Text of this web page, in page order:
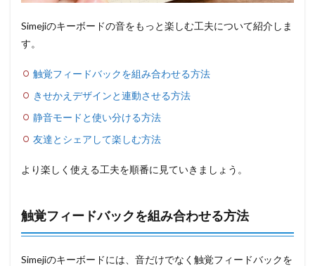
Simejiのキーボードの音をもっと楽しむ工夫について紹介しま
す。
触覚フィードバックを組み合わせる方法
きせかえデザインと連動させる方法
静音モードと使い分ける方法
友達とシェアして楽しむ方法
より楽しく使える工夫を順番に見ていきましょう。
触覚フィードバックを組み合わせる方法
Simejiのキーボードには、音だけでなく触覚フィードバックを